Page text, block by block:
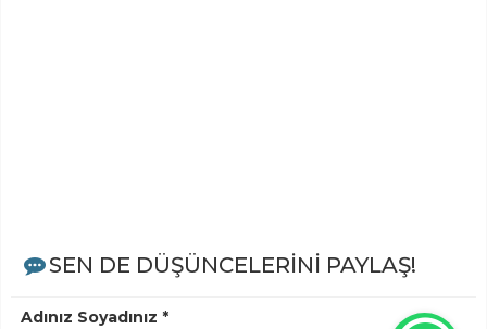
SEN DE DÜŞÜNCELERİNİ PAYLAŞ!
Adınız Soyadınız *